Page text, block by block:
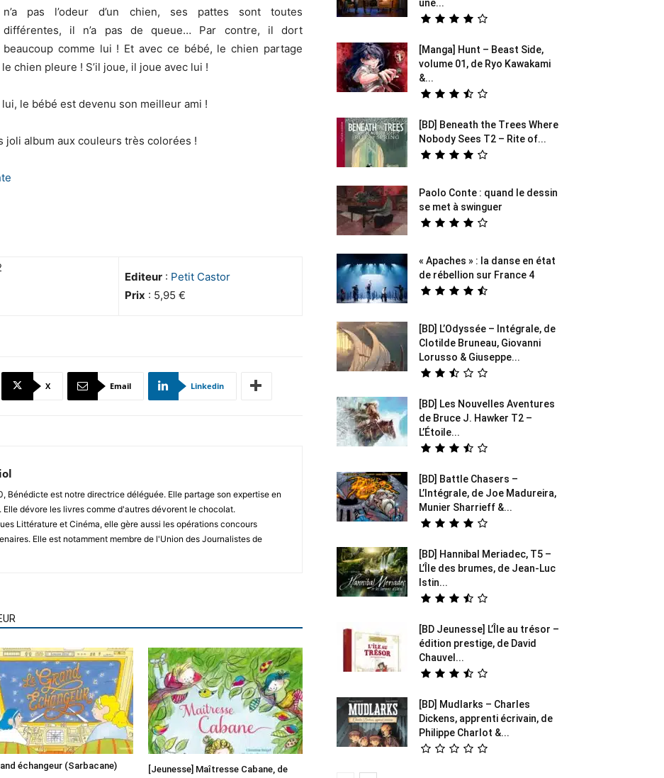
n’a pas l’odeur d’un chien, ses pattes sont toutes
différentes, il n’a pas de queue… Par contre, il dort
beaucoup comme lui ! Et avec ce bébé, le chien partage
chien pleure ! S’il joue, il joue avec lui !
le bébé est devenu son meilleur ami !
joli album aux couleurs très colorées !
Editeur : Petit Castor
Prix : 5,95 €
X Email Linkedin
Bénédicte est notre directrice déléguée. Elle partage son expertise en
Elle dévore les livres comme d'autres dévorent le chocolat.
Littérature et Cinéma, elle gère aussi les opérations concours
Elle est notamment membre de l'Union des Journalistes de
échangeur (Sarbacane)
[Jeunesse] Maîtresse Cabane, de
une...
[Manga] Hunt – Beast Side,
volume 01, de Ryo Kawakami
&...
[BD] Beneath the Trees Where
Nobody Sees T2 – Rite of...
Paolo Conte : quand le dessin
se met à swinguer
« Apaches » : la danse en état
de rébellion sur France 4
[BD] L’Odyssée – Intégrale, de
Clotilde Bruneau, Giovanni
Lorusso & Giuseppe...
[BD] Les Nouvelles Aventures
de Bruce J. Hawker T2 –
L’Étoile...
[BD] Battle Chasers –
L’Intégrale, de Joe Madureira,
Munier Sharrieff &...
[BD] Hannibal Meriadec, T5 –
L’Île des brumes, de Jean-Luc
Istin...
[BD Jeunesse] L’Île au trésor –
édition prestige, de David
Chauvel...
[BD] Mudlarks – Charles
Dickens, apprenti écrivain, de
Philippe Charlot &...